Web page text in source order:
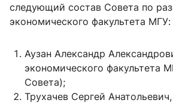
следующий состав Совета по
экономического факультета МГУ:
Аузан Александр
экономического факультета
Совета);
Трухачев Сергей